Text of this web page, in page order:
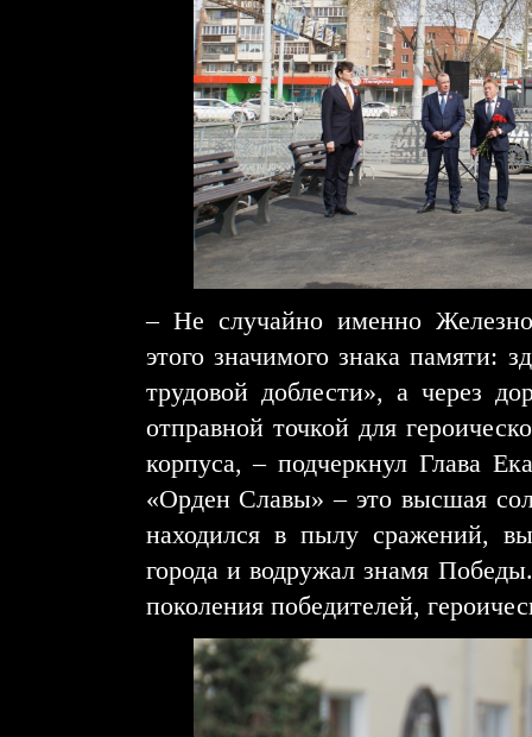
– Не случайно именно
этого значимого знака памяти:
трудовой доблести», а через
отправной точкой для
корпуса, – подчеркнул Глава
«Орден Славы» – это высшая
находился в пылу сражений,
города и водружал знамя
поколения победителей,